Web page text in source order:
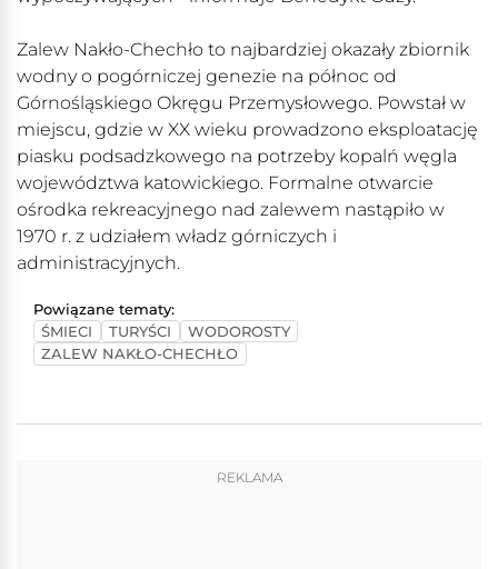
Zalew Nakło-Chechło to najbardziej okazały zbiornik
wodny o pogórniczej genezie na północ od
Górnośląskiego Okręgu Przemysłowego. Powstał w
miejscu, gdzie w XX wieku prowadzono eksploatację
piasku podsadzkowego na potrzeby kopalń węgla
województwa katowickiego. Formalne otwarcie
ośrodka rekreacyjnego nad zalewem nastąpiło w
1970 r. z udziałem władz górniczych i
administracyjnych.
Powiązane tematy:
ŚMIECI
TURYŚCI
WODOROSTY
ZALEW NAKŁO-CHECHŁO
REKLAMA